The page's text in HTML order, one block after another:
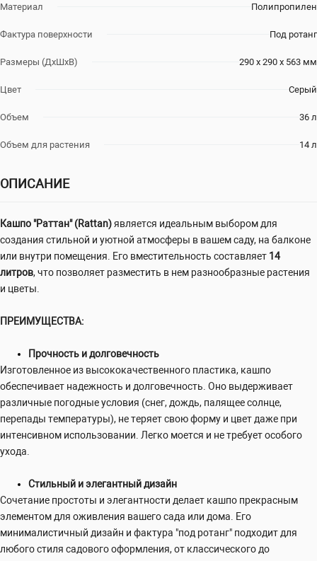
Материал Полипропилен
Фактура поверхности Под ротанг
Размеры (ДхШхВ) 290 х 290 х 563 мм
Цвет Серый
Объем 36 л
Объем для растения 14 л
ОПИСАНИЕ
Кашпо "Раттан" (Rattan)является идеальным выбором для
создания стильной и уютной атмосферы в вашем саду, на балконе
или внутри помещения. Его вместительность составляет 14
литров, что позволяет разместить в нем разнообразные растения
и цветы.
ПРЕИМУЩЕСТВА:
Прочность и долговечность
Изготовленное из высококачественного пластика, кашпо
обеспечивает надежность и долговечность. Оно выдерживает
различные погодные условия (снег, дождь, палящее солнце,
перепады температуры), не теряет свою форму и цвет даже при
интенсивном использовании. Легко моется и не требует особого
ухода.
Стильный и элегантный дизайн
Сочетание простоты и элегантности делает кашпо прекрасным
элементом для оживления вашего сада или дома. Его
минималистичный дизайн и фактура "под ротанг" подходит для
любого стиля садового оформления, от классического до